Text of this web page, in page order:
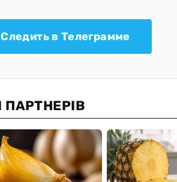
Следить в Телеграмме